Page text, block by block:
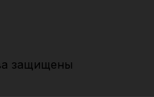
защищены